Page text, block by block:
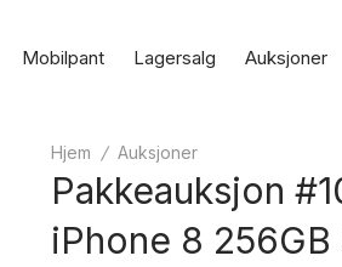
ToggleMobilpant Lagersalg Auksjoner
Hjem / Auksjoner
Pakkeauksjon
iPhone 8